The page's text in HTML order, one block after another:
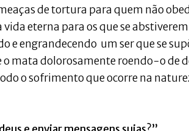
de tortura para quem não
eterna para os que se
e engrandecendo um ser que se
o mata dolorosamente roendo-o de
o sofrimento que ocorre na